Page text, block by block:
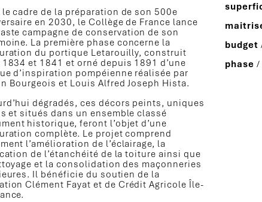
le cadre de la préparation de son 500e
en 2030, le Collège de France lance
campagne de conservation de son
La première phase concerne la
du portique Letarouilly, construit
1834 et 1841 et orné depuis 1891 d’une
d’inspiration pompéienne réalisée par
Bourgeois et Louis Alfred Joseph Hista.
dégradés, ces décors peints, uniques
et situés dans un ensemble classé
historique, feront l’objet d’une
complète. Le projet comprend
l’amélioration de l’éclairage, la
de l’étanchéité de la toiture ainsi que
et la consolidation des maçonneries
Il bénéficie du soutien de la
Clément Fayat et de Crédit Agricole Île-
budget
phase /